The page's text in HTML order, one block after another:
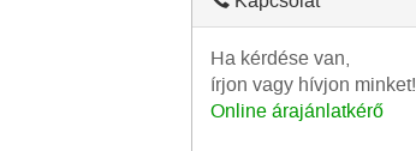
Ha kérdése van,
írjon vagy hívjon minket!
Online árajánlatkérő